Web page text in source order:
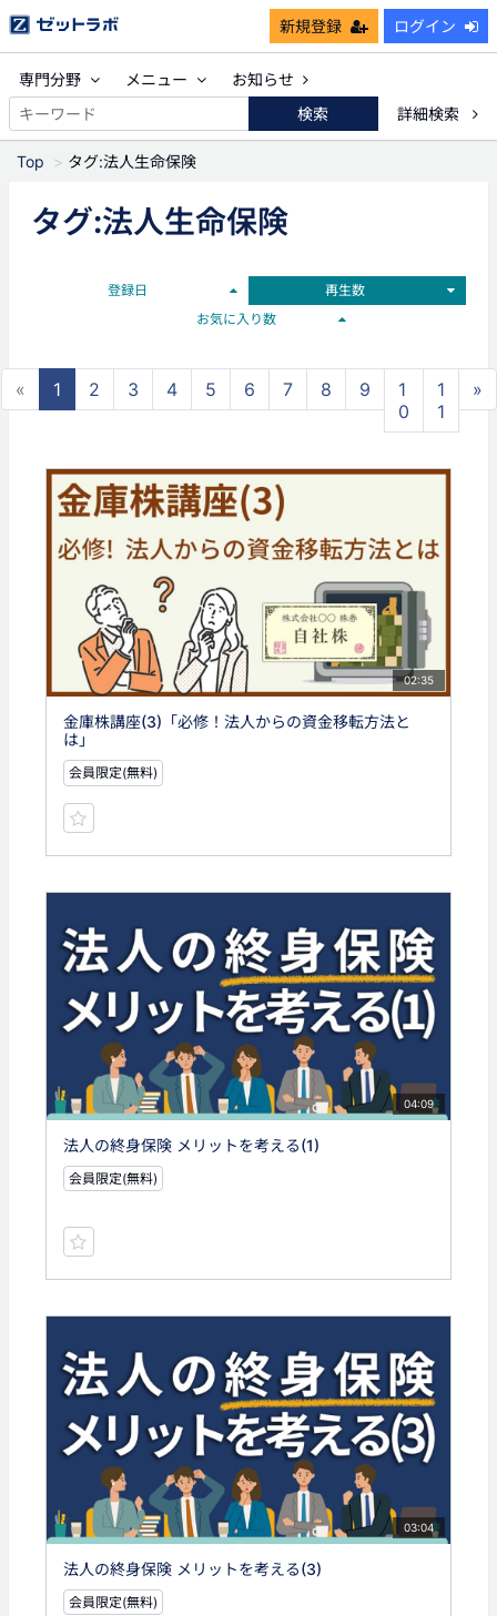
新規登録 ログイン
専門分野 メニュー
お知らせ
検索
詳細検索
Top タグ:法人生命保険
タグ:法人生命保険
登録日
再生数
お気に入り数
« 1 2 3 4 5 6 7 8 9
1
0
1
1
»
02:35
金庫株講座(3)「必修！法人からの資金移転方法と
は」
会員限定(無料)
04:09
法人の終身保険 メリットを考える(1)
会員限定(無料)
03:04
法人の終身保険 メリットを考える(3)
会員限定(無料)